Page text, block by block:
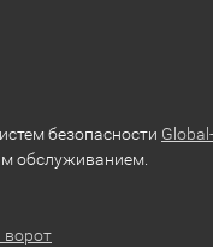
безопасности Global-
обслуживанием.